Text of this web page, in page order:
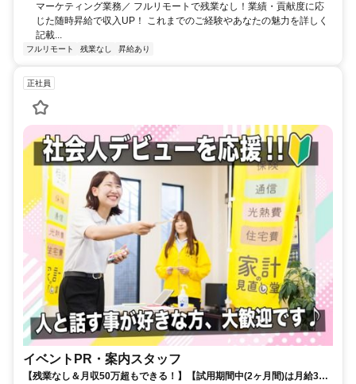
マーケティング業務／ フルリモートで残業なし！業績・貢献度に応
じた随時昇給で収入UP！ これまでのご経験やあなたの魅力を詳しく
記載...
フルリモート 残業なし 昇給あり
正社員
イベントPR・案内スタッフ
【残業なし＆月収50万超もできる！】【試用期間中(2ヶ月間)は月給30